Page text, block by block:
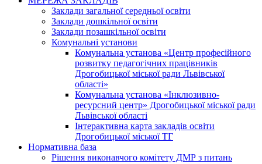
Заклади загальної середньої освіти
Заклади дошкільної освіти
Заклади позашкільної освіти
Комунальні установи
Комунальна установа «Центр професійного
розвитку педагогічних працівників
Дрогобицької міської ради Львівської
області»
Комунальна установа «Інклюзивно-
ресурсний центр» Дрогобицької міської ради
Львівської області
Інтерактивна карта закладів освіти
Дрогобицької міської ТГ
Нормативна база
Рішення виконавчого комітету ДМР з питань